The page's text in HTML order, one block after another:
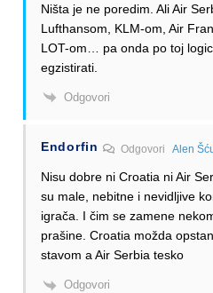
Ništa je ne poredim. Ali Air
Lufthansom, KLM-om, Air
LOT-om… pa onda po toj
egzistirati.
Odgovori
Endorfin Odgovori Alen
Nisu dobre ni Croatia ni Air
su male, nebitne i nevidljive
igrača. I čim se zamene
prašine. Croatia možda
stavom a Air Serbia tesko
Odgovori